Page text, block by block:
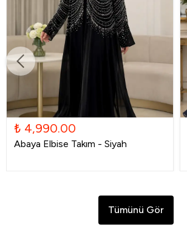
₺ 4,990.00
Abaya Elbise Takım - Siyah
Tümünü Gör